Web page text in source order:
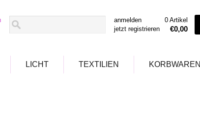
anmelden
jetzt registrieren
0 Artikel
€0,00
LICHT TEXTILIEN KORBWAREN